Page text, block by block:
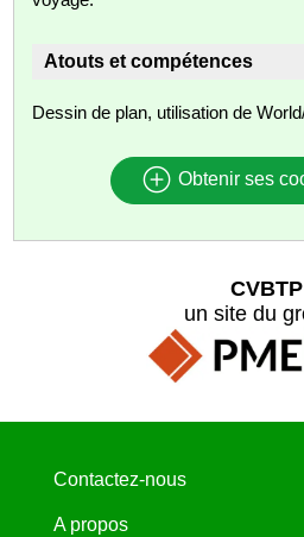
Atouts et compétences
Dessin de plan, utilisation de
Obtenir ses
CVBTP
un site du
Contactez-nous
A propos